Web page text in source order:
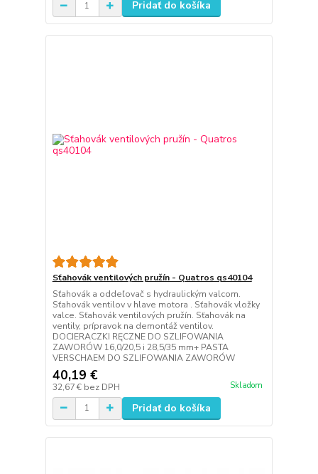
Pridať do košíka
Sťahovák ventilových pružín - Quatros qs40104
Sťahovák a oddeľovač s hydraulickým valcom.
Sťahovák ventilov v hlave motora . Sťahovák vložky
valce. Sťahovák ventilových pružín. Sťahovák na
ventily, prípravok na demontáž ventilov.
DOCIERACZKI RĘCZNE DO SZLIFOWANIA
ZAWORÓW 16,0/20,5 i 28,5/35 mm+ PASTA
VERSCHAEM DO SZLIFOWANIA ZAWORÓW
40,19 €
32,67 € bez DPH Skladom
Pridať do košíka